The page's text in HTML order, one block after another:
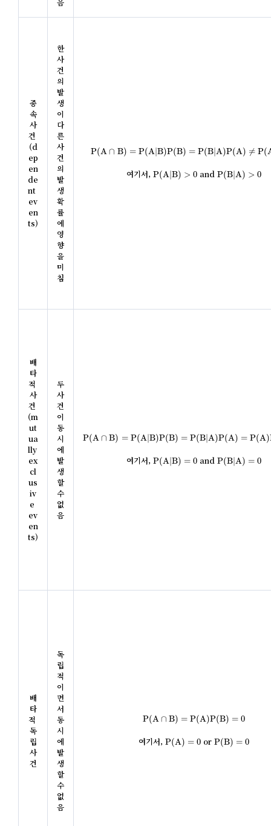
종
속
사
건
(d
ep
en
de
nt
ev
en
ts)
한
사
건
의
발
생
이
다
른
사
건
의
발
생
확
률
에
영
향
을
미
침
P(A∩ B) = P(A| B)P(B) = P(B| A)P(A) ≠ P(
P(A ∩ B)= (A|B )P(B)=P |A)P(A)≠P ( )P(B
여기서, P(A| B) > 0
P(A |B) >0 and P(B A) > 0
P(B|A ) >0
배
타
적
사
건
(m
ut
ua
lly
ex
cl
us
iv
e
ev
en
ts)
두
사
건
이
동
시
에
발
생
할
수
없
음
P(A∩ B) = P(A| B)P(B) = P(B| A)P(A) = P(A)
P(A ∩B)= (A|B )P(B)=P |A)P(A)=P( A (B)= 0
여기서, P(A| B) = 0
P(A |B) and P(B A) = 0
P(B|A )
배
타
적
독
립
사
건
독
립
적
이
면
서
동
시
에
발
생
할
수
없
음
P(A∩ B) = P(A)P(B) = 0
P(A ∩B)= (A)P (B)=0
여기서, P(A) = 0
P(A )= or P(B) = 0
P(B)